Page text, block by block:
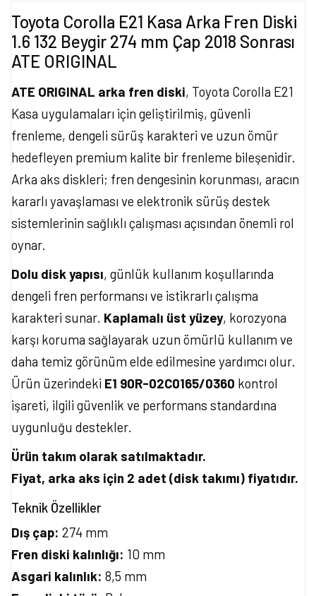
Toyota Corolla E21 Kasa Arka Fren Diski
1.6 132 Beygir 274 mm Çap 2018 Sonrası
ATE ORIGINAL
ATE ORIGINAL arka fren diski, Toyota Corolla E21
Kasa uygulamaları için geliştirilmiş, güvenli
frenleme, dengeli sürüş karakteri ve uzun ömür
hedefleyen premium kalite bir frenleme bileşenidir.
Arka aks diskleri; fren dengesinin korunması, aracın
kararlı yavaşlaması ve elektronik sürüş destek
sistemlerinin sağlıklı çalışması açısından önemli rol
oynar.
Dolu disk yapısı, günlük kullanım koşullarında
dengeli fren performansı ve istikrarlı çalışma
karakteri sunar. Kaplamalı üst yüzey, korozyona
karşı koruma sağlayarak uzun ömürlü kullanım ve
daha temiz görünüm elde edilmesine yardımcı olur.
Ürün üzerindeki E1 90R-02C0165/0360 kontrol
işareti, ilgili güvenlik ve performans standardına
uygunluğu destekler.
Ürün takım olarak satılmaktadır.
Fiyat, arka aks için 2 adet (disk takımı) fiyatıdır.
Teknik Özellikler
Dış çap: 274 mm
Fren diski kalınlığı: 10 mm
Asgari kalınlık: 8,5 mm